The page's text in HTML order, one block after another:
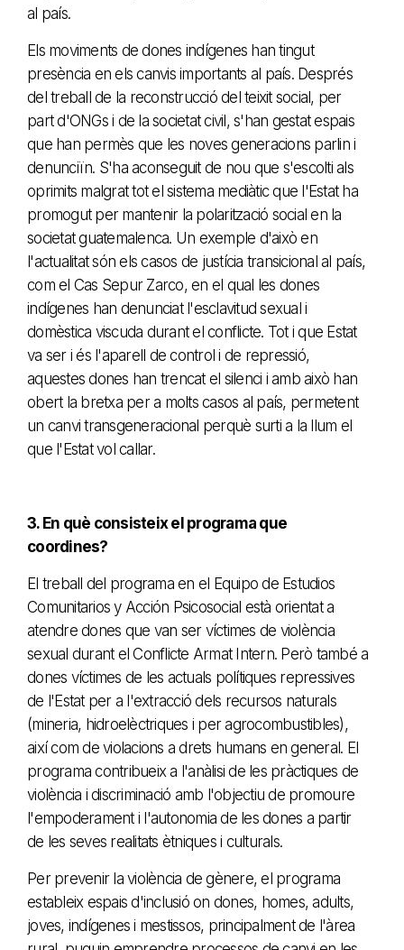
al país.
Els moviments de dones indígenes han tingut
presència en els canvis importants al país. Després
del treball de la reconstrucció del teixit social, per
part d'ONGs i de la societat civil, s'han gestat espais
que han permès que les noves generacions parlin i
denunciïn. S'ha aconseguit de nou que s'escolti als
oprimits malgrat tot el sistema mediàtic que l'Estat ha
promogut per mantenir la polarització social en la
societat guatemalenca. Un exemple d'això en
l'actualitat són els casos de justícia transicional al país,
com el Cas Sepur Zarco, en el qual les dones
indígenes han denunciat l'esclavitud sexual i
domèstica viscuda durant el conflicte. Tot i que Estat
va ser i és l'aparell de control i de repressió,
aquestes dones han trencat el silenci i amb això han
obert la bretxa per a molts casos al país, permetent
un canvi transgeneracional perquè surti a la llum el
que l'Estat vol callar.
3. En què consisteix el programa que
coordines?
El treball del programa en el Equipo de Estudios
Comunitarios y Acción Psicosocial està orientat a
atendre dones que van ser víctimes de violència
sexual durant el Conflicte Armat Intern. Però també a
dones víctimes de les actuals polítiques repressives
de l'Estat per a l'extracció dels recursos naturals
(mineria, hidroelèctriques i per agrocombustibles),
així com de violacions a drets humans en general. El
programa contribueix a l'anàlisi de les pràctiques de
violència i discriminació amb l'objectiu de promoure
l'empoderament i l'autonomia de les dones a partir
de les seves realitats ètniques i culturals.
Per prevenir la violència de gènere, el programa
estableix espais d'inclusió on dones, homes, adults,
joves, indígenes i mestissos, principalment de l'àrea